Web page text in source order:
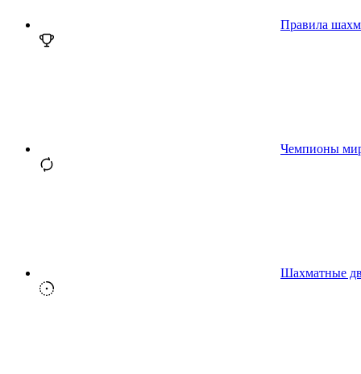
Правила
Чемпионы
Шахматные